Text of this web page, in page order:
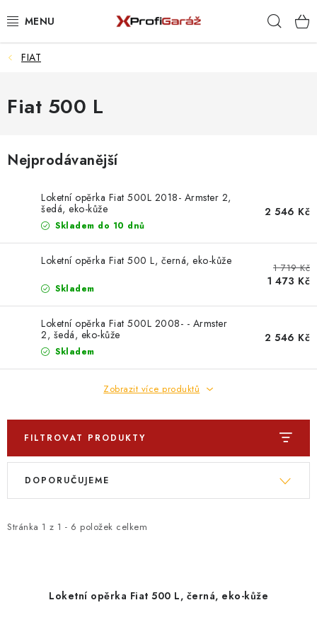
na
REALIZACE & ŘEŠENÍ
AKCE A NOVINKY
NÁŘADÍ DLE TYPU OPRAVY
VYBAVENÍ DÍLNY
NÁŘADÍ
ČIŠTĚNÍ A MYTÍ
PROFI PORADNA
AUTODOPLŇKY
KRYCÍ PLACHTY - CELTY
Newslleter z Profigaraz.cz
Dárek k objednávce
FIAT
Fiat 500 L
Nejprodávanější
Loketní opěrka Fiat 500L 2018- Armster 2,
šedá, eko-kůže
Skladem do 10 dnů
2 546 Kč
Loketní opěrka Fiat 500 L, černá, eko-kůže
Skladem
1 719 Kč
1 473 Kč
Loketní opěrka Fiat 500L 2008- - Armster
2, šedá, eko-kůže
Skladem
2 546 Kč
Zobrazit více produktů
FILTROVAT PRODUKTY
V
i
Stránka 1 z 1 - 6 položek celkem
Ř
e
DOPORUČUJEME
Loketní opěrka Fiat 500 L, černá, eko-kůže